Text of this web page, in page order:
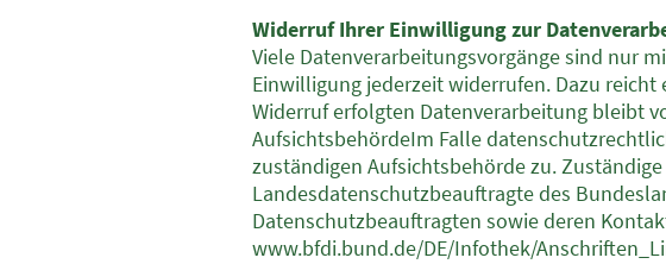
Widerruf Ihrer Einwilligung zur
Viele Datenverarbeitungsvorgänge sind nur
Einwilligung jederzeit widerrufen. Dazu
Widerruf erfolgten Datenverarbeitung bleibt
AufsichtsbehördeIm Falle
zuständigen Aufsichtsbehörde zu.
Landesdatenschutzbeauftragte des
Datenschutzbeauftragten sowie deren
www.bfdi.bund.de/DE/Infothek/